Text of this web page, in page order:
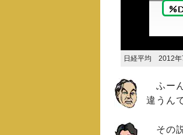
日経平均 2012年
ふー
違うん
その